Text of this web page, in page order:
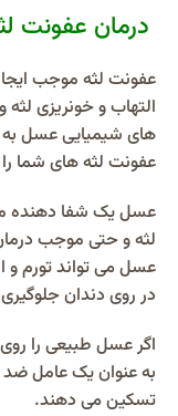
درمان عفونت
عفونت لثه موجب
التهاب و خونریزی
های شیمیایی عسل به
عفونت لثه های شما
عسل یک شفا دهنده
لثه و حتی موجب
عسل می تواند تورم و
در روی دندان
اگر عسل طبیعی را
به عنوان یک عامل ضد
تسکین می دهند.